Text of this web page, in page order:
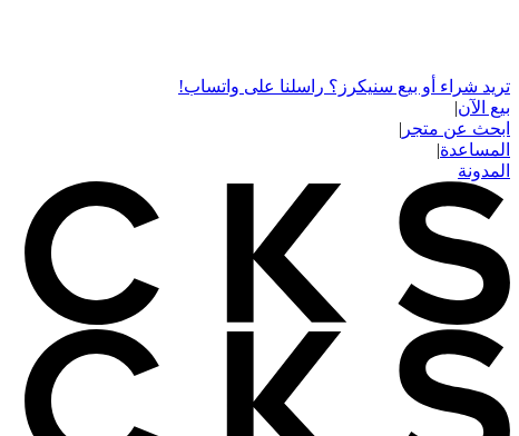
تريد شراء أو بيع سنيكرز؟ راسلنا على واتساب!
بيع الآن|
ابحث عن متجر |
المساعدة|
المدونة